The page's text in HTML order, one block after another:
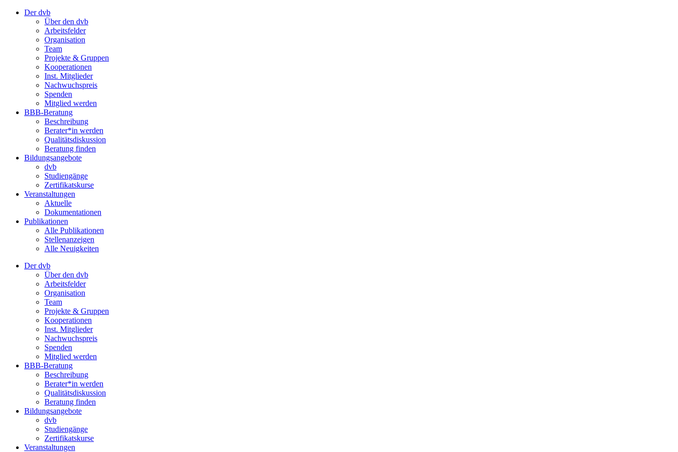
Der dvb
Über den dvb
Arbeitsfelder
Organisation
Team
Projekte & Gruppen
Kooperationen
Inst. Mitglieder
Nachwuchspreis
Spenden
Mitglied werden
BBB-Beratung
Beschreibung
Berater*in werden
Qualitätsdiskussion
Beratung finden
Bildungsangebote
dvb
Studiengänge
Zertifikatskurse
Veranstaltungen
Aktuelle
Dokumentationen
Publikationen
Alle Publikationen
Stellenanzeigen
Alle Neuigkeiten
Der dvb
Über den dvb
Arbeitsfelder
Organisation
Team
Projekte & Gruppen
Kooperationen
Inst. Mitglieder
Nachwuchspreis
Spenden
Mitglied werden
BBB-Beratung
Beschreibung
Berater*in werden
Qualitätsdiskussion
Beratung finden
Bildungsangebote
dvb
Studiengänge
Zertifikatskurse
Veranstaltungen